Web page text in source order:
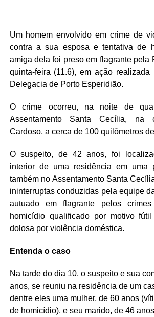
Um homem envolvido em crime de
contra a sua esposa e tentativa de
amiga dela foi preso em flagrante pela
quinta-feira (11.6), em ação
Delegacia de Porto Esperidião.
O crime ocorreu, na noite de
Assentamento Santa Cecília, na
Cardoso, a cerca de 100 quilômetros
O suspeito, de 42 anos, foi
interior de uma residência em uma
também no Assentamento Santa
ininterruptas conduzidas pela equipe
autuado em flagrante pelos
homicídio qualificado por motivo
dolosa por violência doméstica.
Entenda o caso
Na tarde do dia 10, o suspeito e sua
anos, se reuniu na residência de um
dentre eles uma mulher, de 60 anos
de homicídio), e seu marido, de 46